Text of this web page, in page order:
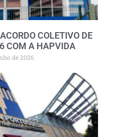
COLETIVO DE
COM A HAPVIDA
de 2026